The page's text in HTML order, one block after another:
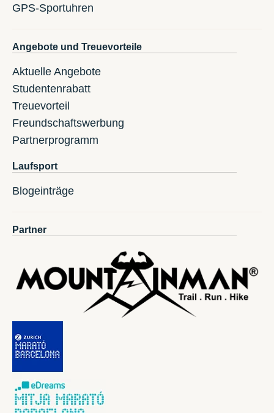
GPS-Sportuhren
Angebote und Treuevorteile
Aktuelle Angebote
Studentenrabatt
Treuevorteil
Freundschaftswerbung
Partnerprogramm
Laufsport
Blogeinträge
Partner